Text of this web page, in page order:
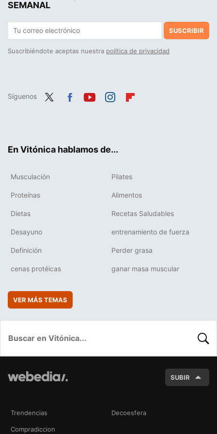
SEMANAL
SUSCRIBIR
Suscribiéndote aceptas nuestra política de privacidad
Síguenos
En Vitónica hablamos de...
Musculación Pilates
Proteínas Alimentos
Dietas Recetas Saludables
Desayuno entrenamiento de fuerza
Definición Perder grasa
cenas protéicas ganar masa muscular
VER MÁS TEMAS
SUBIR
Trendencias Decoesfera
Compradiccion